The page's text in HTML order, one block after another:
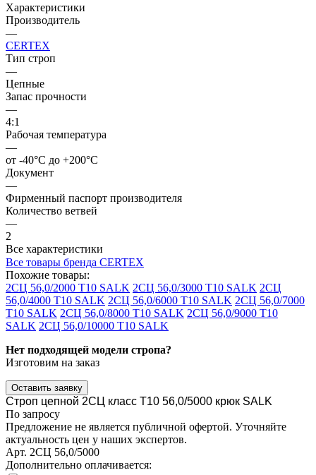
Характеристики
Производитель
—
CERTEX
Тип строп
—
Цепные
Запас прочности
—
4:1
Рабочая температура
—
от -40°C до +200°C
Документ
—
Фирменный паспорт производителя
Количество ветвей
—
2
Все характеристики
Все товары бренда CERTEX
Похожие товары:
2СЦ 56,0/2000 Т10 SALK 2СЦ 56,0/3000 Т10 SALK 2СЦ
56,0/4000 Т10 SALK 2СЦ 56,0/6000 Т10 SALK 2СЦ 56,0/7000
Т10 SALK 2СЦ 56,0/8000 Т10 SALK 2СЦ 56,0/9000 Т10
SALK 2СЦ 56,0/10000 Т10 SALK
Нет подходящей модели стропа?
Изготовим на заказ
Оставить заявку
Строп цепной 2СЦ класс Т10 56,0/5000 крюк SALK
По запросу
Предложение не является публичной офертой. Уточняйте
актуальность цен у наших экспертов.
Арт. 2СЦ 56,0/5000
Дополнительно оплачивается: